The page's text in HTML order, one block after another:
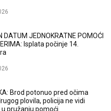
DATUM JEDNOKRATNE POMOĆI
Isplata počinje 14.
Brod potonuo pred očima
plovila, policija ne vidi
pružanju pomoći